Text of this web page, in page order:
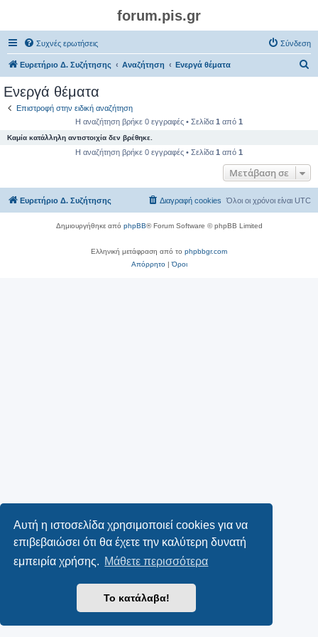
Αυτή η ιστοσελίδα χρησιμοποιεί cookies για να
επιβεβαιώσει ότι θα έχετε την καλύτερη δυνατή
εμπειρία χρήσης. Μάθετε περισσότερα
Το κατάλαβα!
forum.pis.gr
Συχνές ερωτήσεις Σύνδεση
Ευρετήριο Δ. Συζήτησης Αναζήτηση Ενεργά θέματα
η
η
Ενεργά θέματα
Επιστροφή στην ειδική αναζήτηση
Η αναζήτηση βρήκε 0 εγγραφές • Σελίδα 1 από 1
Καμία κατάλληλη αντιστοιχία δεν βρέθηκε.
Η αναζήτηση βρήκε 0 εγγραφές • Σελίδα 1 από 1
Μετάβαση σε
Ευρετήριο Δ. Συζήτησης Όλοι οι χρόνοι είναι UTC
Διαγραφή cookies
Δημιουργήθηκε από phpBB® Forum Software © phpBB Limited
Ελληνική μετάφραση από το phpbbgr.com
Απόρρητο|Όροι